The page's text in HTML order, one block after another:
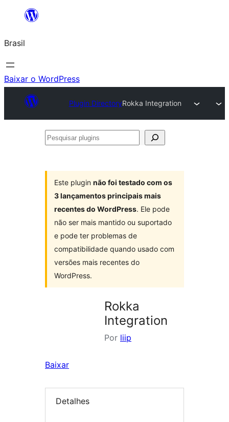
o
conteúdo
Brasil
Baixar o WordPress
Plugin DirectoryRokka Integration
Pesquisar
Este plugin não foi testado com os
3 lançamentos principais mais
recentes do WordPress. Ele pode
não ser mais mantido ou suportado
e pode ter problemas de
compatibilidade quando usado com
versões mais recentes do
WordPress.
Rokka
Integration
Por liip
Baixar
Detalhes